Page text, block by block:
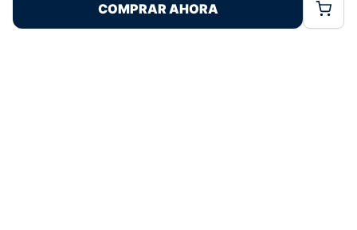
Política de CookiesPolítica de Privacidad
COMPRAR AHORA
Pagos 100% Seguros Ofertas Sin Límites